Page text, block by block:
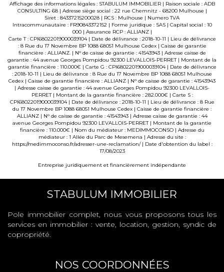
Affichage des informations légales : STABULUM IMMOBILIER | Raison sociale : ADB
CONSULTING 68 | Adresse siège social : 22 rue Chemnitz - 68200 Mulhouse |
Siret : 84337215200028 | RCS : Mulhouse | Numero TVA
Intracommunautaire : FR90843372152 | Forme juridique : SAS | Capital social : 10
000 | Assurance RCP : ALLIANZ |
Carte T : CPI68022019000039104 | Date de délivrance : 2018-10-11 | Lieu de délivrance
: 8 Rue du 17 Novembre BP 1088 68051 Mulhouse Cedex | Caisse de garantie
financière : ALLIANZ. | N° de caisse de garantie : 41543943 | Adresse caisse de
garantie : 44 avenue Georges Pompidou 92300 LEVALLOIS-PERRET | Montant de la
garantie financière : 110.000€ | Carte G : CPI68022019000039104 | Date de délivrance
: 2018-10-11 | Lieu de délivrance : 8 Rue du 17 Novembre BP 1088 68051 Mulhouse
Cedex | Caisse de garantie financière : ALLIANZ | N° de caisse de garantie : 41543943
| Adresse caisse de garantie : 44 avenue Georges Pompidou 92300 LEVALLOIS-
PERRET | Montant de la garantie financière : 282.000€ | Carte S :
CPI68022019000039104 | Date de délivrance : 2018-10-11 | Lieu de délivrance : 8 Rue
du 17 Novembre BP 1088 68051 Mulhouse Cedex | Caisse de garantie financière :
ALLIANZ | N° de caisse de garantie : 41543943 | Adresse caisse de garantie : 44
avenue Georges Pompidou 92300 LEVALLOIS-PERRET | Montant de la garantie
financière : 110.000€ | Nom du médiateur : MEDIMMOCONSO | Adresse du
médiateur : 1 Allée du Parc de Mesemena | Adresse du site :
https://medimmoconso.fr/adresser-une-reclamation/| Date d'obtention du label :
17/08/2023
Entreprise juridiquement et financièrement indépendante
STABULUM IMMOBILIER
Pole immobilier complet, nous vous proposons tous les
services en immobilier : vente, location, gestion, syndic de
copropriété.
NOS COORDONNÉES